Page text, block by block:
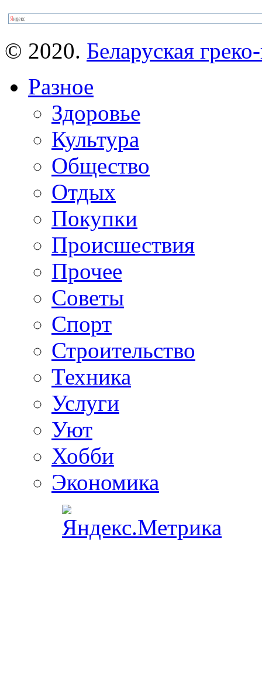
© 2020. Беларуская
Разное
Здоровье
Культура
Общество
Отдых
Покупки
Происшествия
Прочее
Советы
Спорт
Строительство
Техника
Услуги
Уют
Хобби
Экономика